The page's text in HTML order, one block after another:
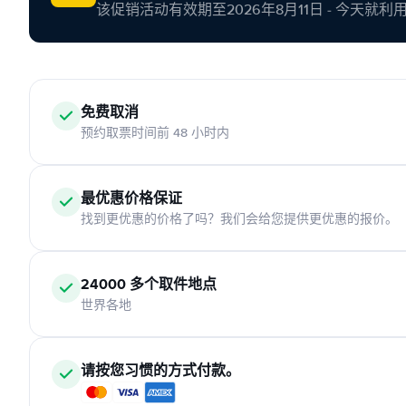
该促销活动有效期至2026年8月11日 - 今天就利用
免费取消
预约取票时间前 48 小时内
最优惠价格保证
找到更优惠的价格了吗？我们会给您提供更优惠的报价。
24000 多个取件地点
世界各地
请按您习惯的方式付款。